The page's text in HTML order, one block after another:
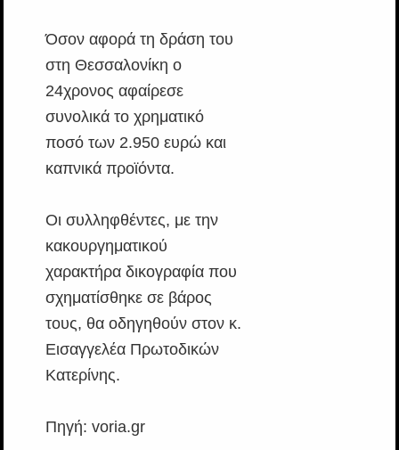
Όσον αφορά τη δράση του
στη Θεσσαλονίκη ο
24χρονος αφαίρεσε
συνολικά το χρηματικό
ποσό των 2.950 ευρώ και
καπνικά προϊόντα.
Οι συλληφθέντες, με την
κακουργηματικού
χαρακτήρα δικογραφία που
σχηματίσθηκε σε βάρος
τους, θα οδηγηθούν στον κ.
Εισαγγελέα Πρωτοδικών
Κατερίνης.
Πηγή: voria.gr